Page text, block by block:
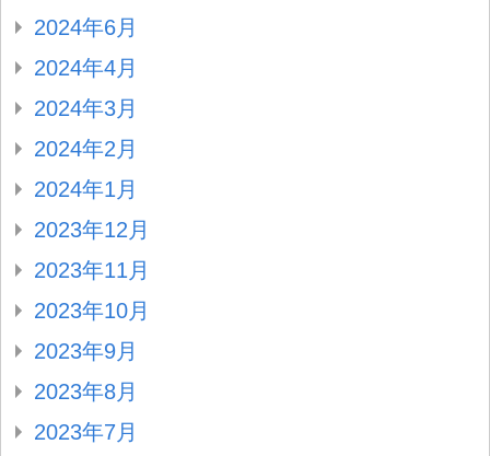
2024年6月
2024年4月
2024年3月
2024年2月
2024年1月
2023年12月
2023年11月
2023年10月
2023年9月
2023年8月
2023年7月